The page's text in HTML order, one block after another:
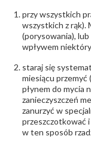
Rodzaje
kamieni:
Ilość kamieni:
Szlif kamieni:
Masa kamieni
(łącznie)
INNE PARAMETRY
Łańcuszek w
zestawie:
Producent
przy wszystkich
wszystkich z rąk).
(porysowania),
wpływem
staraj się
miesiącu przemyć
płynem do mycia
zanieczyszczeń
zanurzyć w
przeszczotkować
w ten sposób